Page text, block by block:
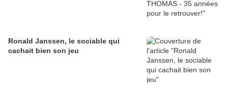
Ronald Janssen, le sociable qui
cachait bien son jeu